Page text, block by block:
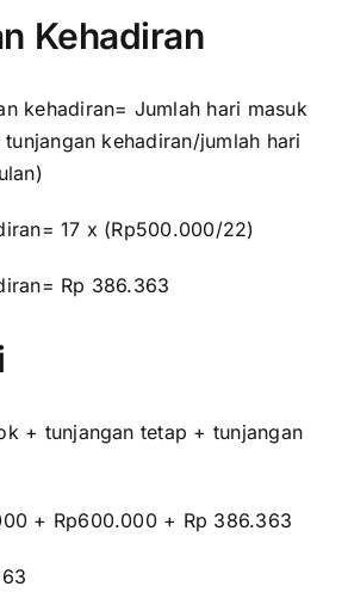
Kehadiran
kehadiran= Jumlah hari masuk
kehadiran/jumlah hari
17 x (Rp500.000/22)
Rp 386.363
+ tunjangan tetap + tunjangan
+ Rp600.000 + Rp 386.363